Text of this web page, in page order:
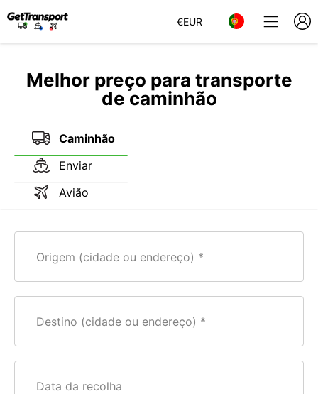
€EUR
Melhor preço para transporte
de caminhão
Caminhão
Enviar
Avião
Origem (cidade ou endereço)
Destino (cidade ou endereço)
Data da recolha